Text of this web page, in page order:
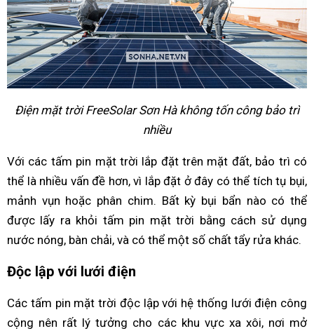
Điện mặt trời FreeSolar Sơn Hà không tốn công bảo trì
nhiều
Với các tấm pin mặt trời lắp đặt trên mặt đất, bảo trì có
thể là nhiều vấn đề hơn, vì lắp đặt ở đây có thể tích tụ bụi,
mảnh vụn hoặc phân chim. Bất kỳ bụi bẩn nào có thể
được lấy ra khỏi tấm pin mặt trời bằng cách sử dụng
nước nóng, bàn chải, và có thể một số chất tẩy rửa khác.
Độc lập với lưới điện
Các tấm pin mặt trời độc lập với hệ thống lưới điện công
cộng nên rất lý tưởng cho các khu vực xa xôi, nơi mở